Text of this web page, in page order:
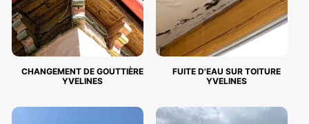
CHANGEMENT DE GOUTTIÈRE
YVELINES
FUITE D'EAU SUR TOITURE
YVELINES